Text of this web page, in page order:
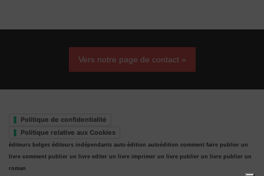
Vers notre page de contact »
Politique de confidentialité
Politique relative aux Cookies
éditeurs belges éditeurs indépendants auto-édition autoédition comment faire publier un
livre comment publier un livre editer un livre imprimer un livre publier un livre publier un
roman